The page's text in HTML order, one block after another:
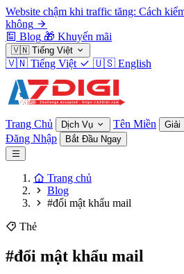
Website chậm khi traffic tăng: Cách
không
Blog 🎁 Khuyến mãi
🇻🇳 Tiếng Việt
🇻🇳 Tiếng Việt 🇺🇸 English
Trang Chủ Dịch Vụ Tên Miền Giải
Đăng Nhập Bắt Đầu Ngay
Trang chủ
Blog
#đổi mật khẩu mail
Thẻ
#đổi mật khẩu mail